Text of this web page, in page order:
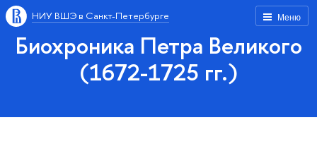
Меню
НИУ ВШЭ в Санкт-Петербурге
Биохроника Петра Великого
(1672-1725 гг.)